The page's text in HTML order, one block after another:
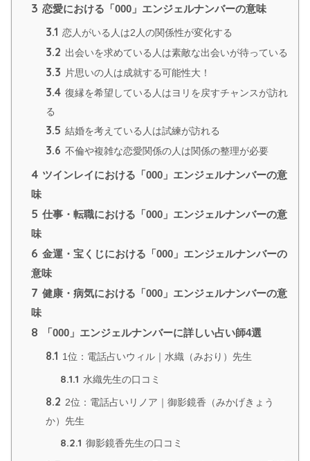
3 恋愛における「000」エンジェルナンバーの意味
3.1 恋人がいる人は2人の関係性が変化する
3.2 出会いを求めている人は素敵な出会いが待っている
3.3 片思いの人は成就する可能性大！
3.4 復縁を希望している人はヨリを戻すチャンスが訪れ
る
3.5 結婚を考えている人は試練が訪れる
3.6 不倫や複雑な恋愛関係の人は関係の整理が必要
4 ツインレイにおける「000」エンジェルナンバーの意
味
5 仕事・転職における「000」エンジェルナンバーの意
味
6 金運・宝くじにおける「000」エンジェルナンバーの
意味
7 健康・病気における「000」エンジェルナンバーの意
味
8 「000」エンジェルナンバーに詳しい占い師4選
8.1 1位：電話占いウィル｜水織（みおり）先生
8.1.1 水織先生の口コミ
8.2 2位：電話占いリノア｜御影鏡香（みかげきょう
か）先生
8.2.1 御影鏡香先生の口コミ